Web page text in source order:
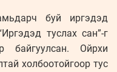
буй иргэдэд
туслах сан”-г
байгуулсан. Ойрхи
холбоотойгоор тус